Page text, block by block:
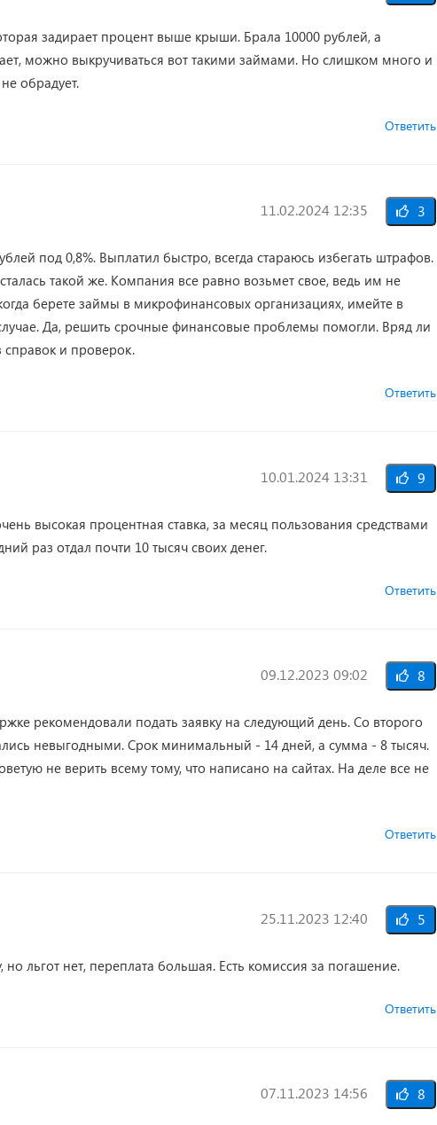
задирает процент выше крыши. Брала 10000 рублей, а
можно выкручиваться вот такими займами. Но слишком много и
обрадует.
Ответить
11.02.2024 12:35 3
под 0,8%. Выплатил быстро, всегда стараюсь избегать штрафов.
такой же. Компания все равно возьмет свое, ведь им не
берете займы в микрофинансовых организациях, имейте в
Да, решить срочные финансовые проблемы помогли. Вряд ли
и проверок.
Ответить
10.01.2024 13:31 9
высокая процентная ставка, за месяц пользования средствами
раз отдал почти 10 тысяч своих денег.
Ответить
09.12.2023 09:02 8
рекомендовали подать заявку на следующий день. Со второго
невыгодными. Срок минимальный - 14 дней, а сумма - 8 тысяч.
не верить всему тому, что написано на сайтах. На деле все не
Ответить
25.11.2023 12:40 5
льгот нет, переплата большая. Есть комиссия за погашение.
Ответить
07.11.2023 14:56 8